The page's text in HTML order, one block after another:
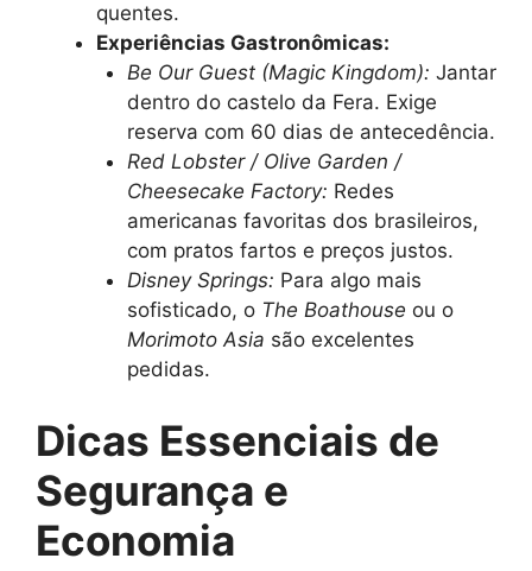
quentes.
Experiências Gastronômicas:
Be Our Guest (Magic Kingdom): Jantar
dentro do castelo da Fera. Exige
reserva com 60 dias de antecedência.
Red Lobster / Olive Garden /
Cheesecake Factory: Redes
americanas favoritas dos brasileiros,
com pratos fartos e preços justos.
Disney Springs: Para algo mais
sofisticado, o The Boathouse ou o
Morimoto Asia são excelentes
pedidas.
Dicas Essenciais de
Segurança e
Economia